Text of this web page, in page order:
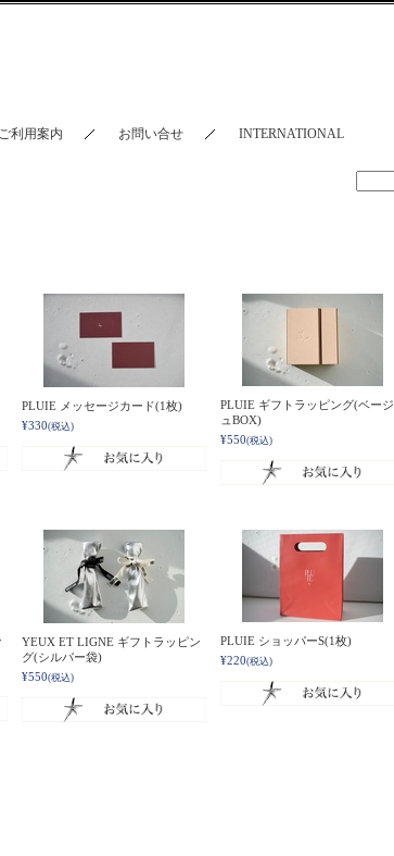
ご利用案内 お問い合せ INTERNATIONAL
PLUIE メッセージカード(1枚)
¥330(税込)
PLUIE ギフトラッピング(ベージ
ュBOX)
¥550(税込)
YEUX ET LIGNE ギフトラッピン
グ(シルバー袋)
¥550(税込)
PLUIE ショッパーS(1枚)
¥220(税込)